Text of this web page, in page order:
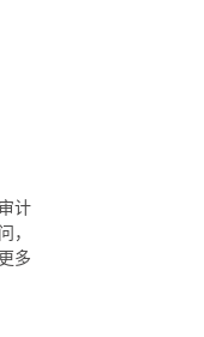
计
，
多